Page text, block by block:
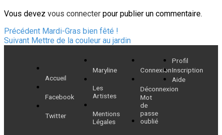
Vous devez vous connecter pour publier un commentaire.
Navigation
de
l’article
Précédent Article
précédent :
Mardi-Gras bien fêté !
Suivant Article
Mettre de la couleur au jardin
Accueil
Facebook
Twitter
Maryline
Les
Artistes
Mentions
Légales
Connexion
Déconnexion
Mot
de
passe
oublié
Profil
Inscription
Aide